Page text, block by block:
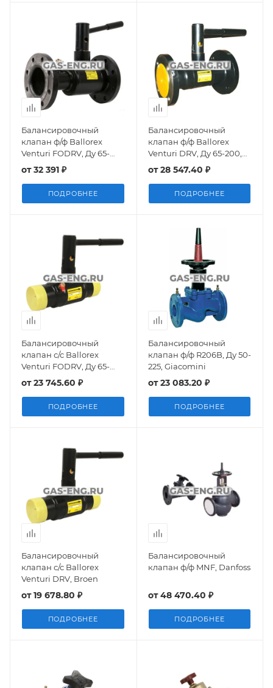
Балансировочный
клапан ф/ф Ballorex
Venturi FODRV, Ду 65-
200, Broen
от32 391 ₽
ПОДРОБНЕЕ
Балансировочный
клапан ф/ф Ballorex
Venturi DRV, Ду 65-200,
Broen
от28 547.40 ₽
ПОДРОБНЕЕ
Балансировочный
клапан с/с Ballorex
Venturi FODRV, Ду 65-
200, Broen
от23 745.60 ₽
ПОДРОБНЕЕ
Балансировочный
клапан ф/ф R206B, Ду 50-
225, Giacomini
от23 083.20 ₽
ПОДРОБНЕЕ
Балансировочный
клапан с/с Ballorex
Venturi DRV, Broen
от19 678.80 ₽
ПОДРОБНЕЕ
Балансировочный
клапан ф/ф MNF, Danfoss
от48 470.40 ₽
ПОДРОБНЕЕ